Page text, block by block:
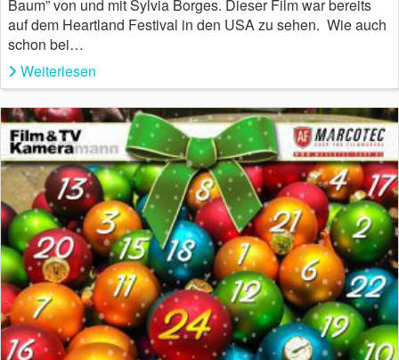
Baum” von und mit Sylvia Borges. Dieser Film war bereits
auf dem Heartland Festival in den USA zu sehen. Wie auch
schon bei…
Weiterlesen